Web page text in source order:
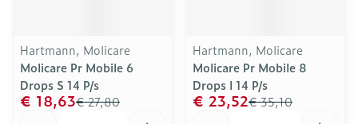
Hartmann, Molicare
Molicare Pr Mobile 6
Drops S 14 P/s
€ 27,80
€ 18,63
Hartmann, Molicare
Molicare Pr Mobile 8
Drops l 14 P/s
€ 35,10
€ 23,52